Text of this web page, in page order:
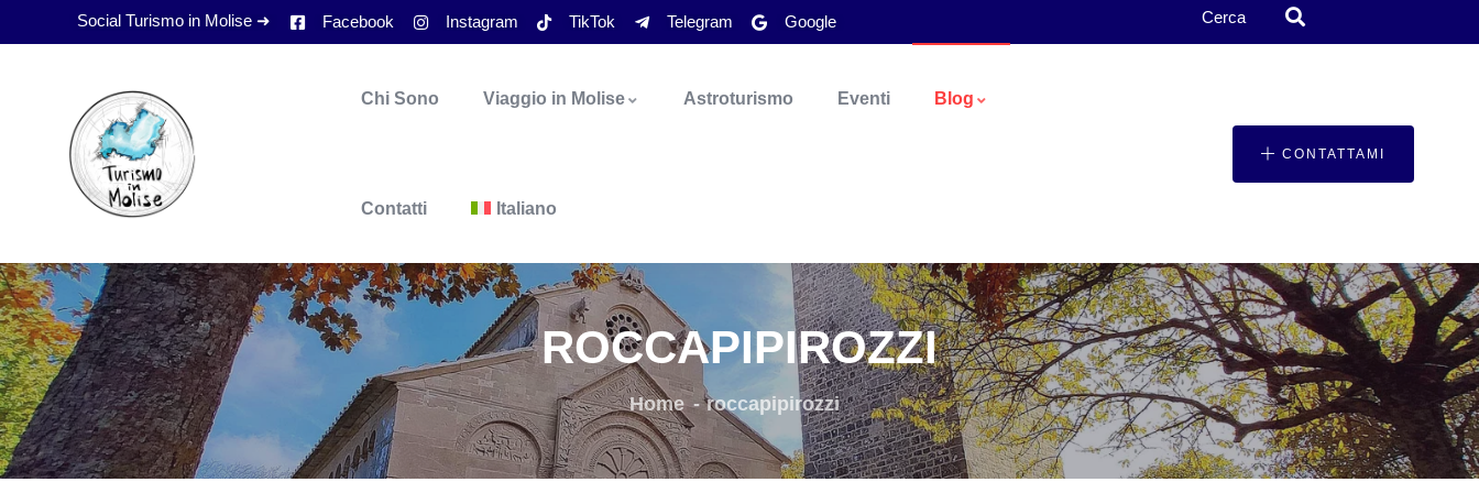
Social Turismo in Molise ➜ Facebook Instagram TikTok Telegram Google Cerca
Chi Sono Viaggio in Molise Astroturismo Eventi Blog
Contatti Italiano
CONTATTAMI
ROCCAPIPIROZZI
Home roccapipirozzi